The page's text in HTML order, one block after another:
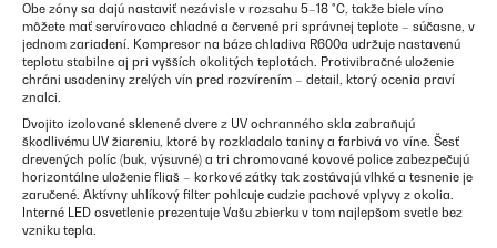
Obe zóny sa dajú nastaviť nezávisle v rozsahu 5–18 °C, takže biele víno
môžete mať servírovaco chladné a červené pri správnej teplote – súčasne, v
jednom zariadení. Kompresor na báze chladiva R600a udržuje nastavenú
teplotu stabilne aj pri vyšších okolitých teplotách. Protivibračné uloženie
chráni usadeniny zrelých vín pred rozvírením – detail, ktorý ocenia praví
znalci.
Dvojito izolované sklenené dvere z UV ochranného skla zabraňujú
škodlivému UV žiareniu, ktoré by rozkladalo taniny a farbivá vo víne. Šesť
drevených políc (buk, výsuvné) a tri chromované kovové police zabezpečujú
horizontálne uloženie fliaš – korkové zátky tak zostávajú vlhké a tesnenie je
zaručené. Aktívny uhlíkový filter pohlcuje cudzie pachové vplyvy z okolia.
Interné LED osvetlenie prezentuje Vašu zbierku v tom najlepšom svetle bez
vzniku tepla.